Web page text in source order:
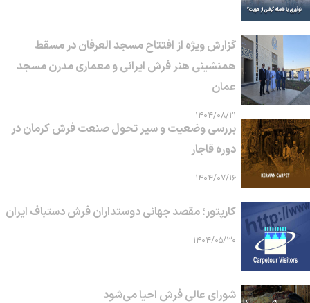
گزارش ویژه از افتتاح مسجد العرفان در مسقط
همنشینی هنر فرش ایرانی و معماری مدرن مسجد
عمان
۱۴۰۴/۰۸/۲۱
بررسی وضعیت و سیر تحول صنعت فرش کرمان در
دوره قاجار
۱۴۰۴/۰۷/۱۶
کارپتور؛ مقصد جهانی دوستداران فرش دستباف ایران
۱۴۰۴/۰۵/۳۰
شورای عالی فرش احیا می‌شود